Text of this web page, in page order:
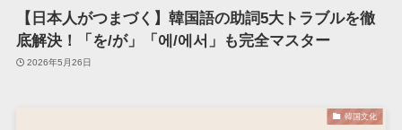
【日本人がつまづく】韓国語の助詞5大トラブルを徹
底解決！「を/が」「에/에서」も完全マスター
2026年5月26日
韓国文化